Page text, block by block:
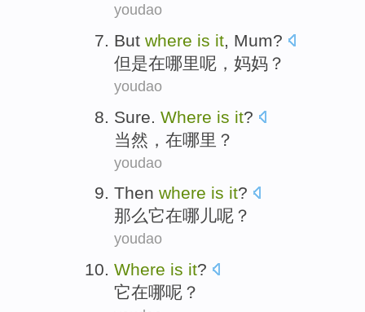
youdao
But where is it, Mum?
但是在哪里呢 ， 妈妈 ？
youdao
Sure Where is it?
当然 ，在哪里 ？
youdao
Then where is it?
那么它在哪儿呢？
youdao
Where is it?
它在哪呢？